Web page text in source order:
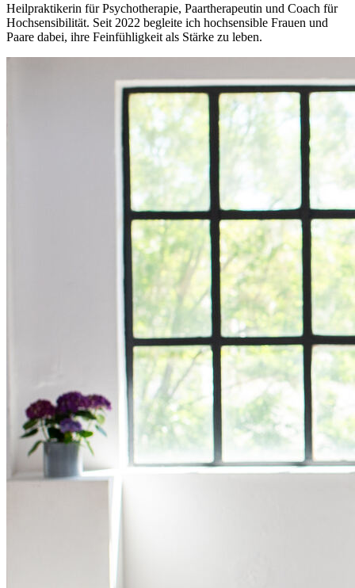
Heilpraktikerin für Psychotherapie, Paartherapeutin und Coach für
Hochsensibilität. Seit 2022 begleite ich hochsensible Frauen und
Paare dabei, ihre Feinfühligkeit als Stärke zu leben.